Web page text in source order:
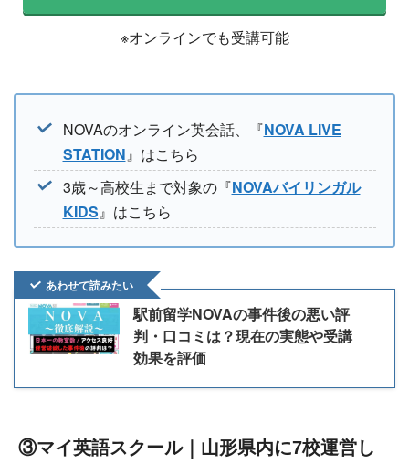
※オンラインでも受講可能
NOVAのオンライン英会話、『NOVA LIVE
STATION』はこちら
3歳～高校生まで対象の『NOVAバイリンガル
KIDS』はこちら
あわせて読みたい
駅前留学NOVAの事件後の悪い評
判・口コミは？現在の実態や受講
効果を評価
③マイ英語スクール｜山形県内に7校運営し